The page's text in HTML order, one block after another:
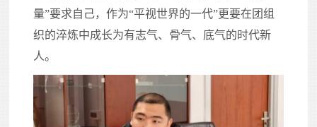
量”要求自己，作为“平视世界的一代”更要在团组
织的淬炼中成长为有志气、骨气、底气的时代新
人。